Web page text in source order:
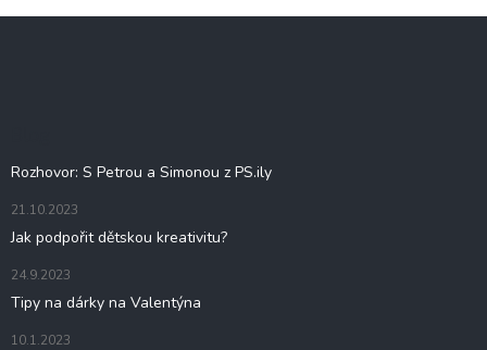
a
v
v
Rozhovor: S Petrou a Simonou z PS.ily
21.10.2023
Jak podpořit dětskou kreativitu?
24.9.2023
Tipy na dárky na Valentýna
10.1.2023